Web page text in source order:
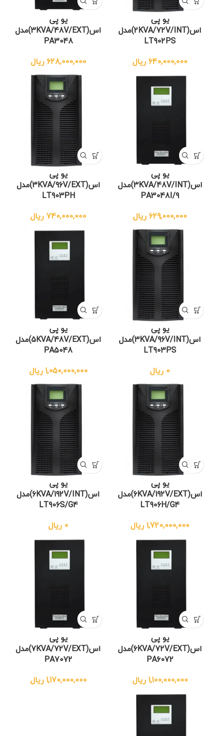
یو پی
اس(2KVA/72V/INT)مدل
LT902PS
640,000,000ریال
یو پی
اس(3KVA/48V/EXT)مدل
PA3048
628,000,000ریال
یو پی
اس(3KVA/48V/INT)مدل
PA3048I/9
629,000,000ریال
یو پی
اس(3KVA/96V/EXT)مدل
LT903PH
740,000,000ریال
یو پی
اس(3KVA/96V/INT)مدل
LT903PS
0 ریال
یو پی
اس(5KVA/48V/EXT)مدل
PA5048
1,050,000,000ریال
یو پی
اس(6KVA/192V/EXT)مدل
LT906H/G4
1,720,000,000ریال
یو پی
اس(6KVA/192V/INT)مدل
LT906S/G4
0 ریال
یو پی
اس(6KVA/72V/EXT)مدل
PA6072
1,100,000,000ریال
یو پی
اس(7KVA/72V/EXT)مدل
PA7072
1,170,000,000ریال